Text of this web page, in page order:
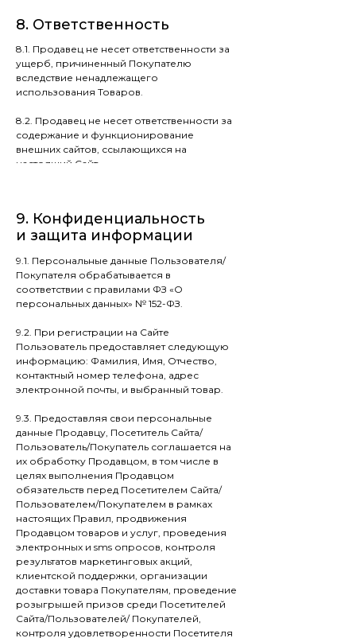
8.1. Продавец не несет ответственности за
ущерб, причиненный Покупателю
вследствие ненадлежащего
использования Товаров.
8.2. Продавец не несет ответственности за
содержание и функционирование
внешних сайтов, ссылающихся на
настоящий Сайт.
8. Ответственность
9.1. Персональные данные Пользователя/
Покупателя обрабатывается в
соответствии с правилами ФЗ «О
персональных данных» № 152-ФЗ.
9.2. При регистрации на Сайте
Пользователь предоставляет следующую
информацию: Фамилия, Имя, Отчество,
контактный номер телефона, адрес
электронной почты, и выбранный товар.
9.3. Предоставляя свои персональные
данные Продавцу, Посетитель Сайта/
Пользователь/Покупатель соглашается на
их обработку Продавцом, в том числе в
целях выполнения Продавцом
обязательств перед Посетителем Сайта/
Пользователем/Покупателем в рамках
настоящих Правил, продвижения
Продавцом товаров и услуг, проведения
электронных и sms опросов, контроля
результатов маркетинговых акций,
клиентской поддержки, организации
доставки товара Покупателям, проведение
розыгрышей призов среди Посетителей
Сайта/Пользователей/ Покупателей,
контроля удовлетворенности Посетителя
9. Конфиденциальность
и защита информации